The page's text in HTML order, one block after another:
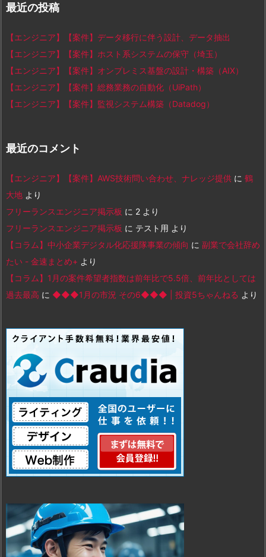
最近の投稿
【エンジニア】【案件】データ移行に伴う設計、データ抽出
【エンジニア】【案件】ホスト系システムの保守（埼玉）
【エンジニア】【案件】オンプレミス基盤の設計・構築（AIX）
【エンジニア】【案件】総務業務の自動化（UiPath）
【エンジニア】【案件】監視システム構築（Datadog）
最近のコメント
【エンジニア】【案件】AWS技術問い合わせ、ナレッジ提供 に 鶴
大地 より
フリーランスエンジニア掲示板 に 2 より
フリーランスエンジニア掲示板 に テスト用 より
【コラム】中小企業デジタル化応援隊事業の傾向 に 副業で会社辞め
たい - 金速まとめ+ より
【コラム】1月の案件希望者指数は前年比で5.5倍、前年比としては
過去最高 に ◆◆◆1月の市況 その6◆◆◆ | 投資5ちゃんねる より